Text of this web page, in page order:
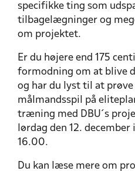
specifikke ting som
tilbagelægninger og
om projektet.
Er du højere end 175
formodning om at blive
og har du lyst til at
målmandsspil på
træning med DBU´s
lørdag den 12.
16.00.
Du kan læse mere om